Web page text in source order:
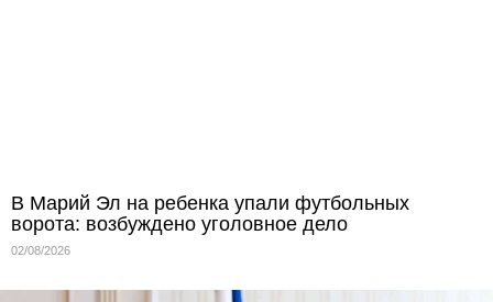
В Марий Эл на ребенка упали футбольных
ворота: возбуждено уголовное дело
02/08/2026